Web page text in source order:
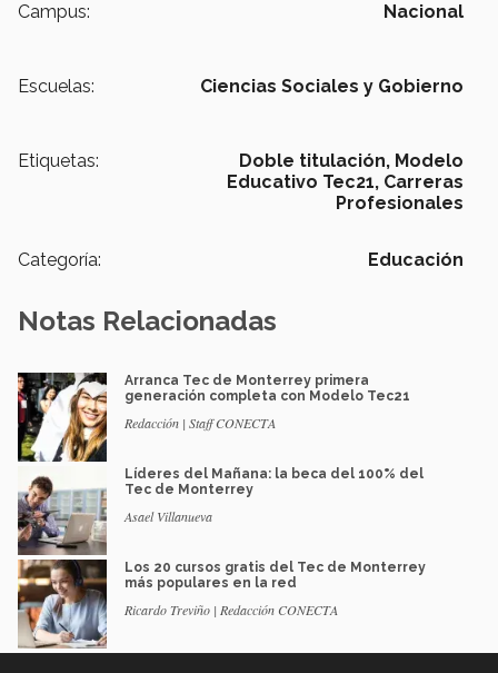
Campus: Nacional
Escuelas: Ciencias Sociales y Gobierno
Etiquetas: Doble titulación, Modelo
Educativo Tec21, Carreras
Profesionales
Categoría: Educación
Notas Relacionadas
Arranca Tec de Monterrey primera
generación completa con Modelo Tec21
Redacción | Staff CONECTA
Líderes del Mañana: la beca del 100% del
Tec de Monterrey
Asael Villanueva
Los 20 cursos gratis del Tec de Monterrey
más populares en la red
Ricardo Treviño | Redacción CONECTA